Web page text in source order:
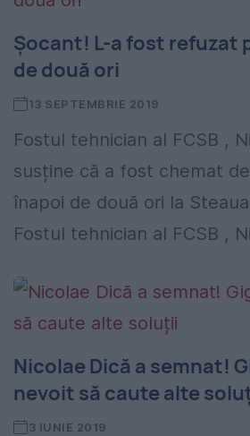
Șocant! L-a fost refuzat
de două ori
13 SEPTEMBRIE 2019
Fostul tehnician al FCSB ,
susține că a fost chemat
înapoi de două ori la
Fostul tehnician al FCSB ,
Nicolae Dică a semnat!
nevoit să caute alte
3 IUNIE 2019